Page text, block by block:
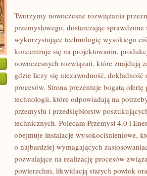
Tworzymy nowoczesne rozwiązania
przemysłowego, dostarczając
wykorzystujące technologię wysokiego
koncentruje się na projektowaniu,
nowoczesnych rozwiązań, które znajdują
gdzie liczy się niezawodność,
procesów. Strona prezentuje bogatą ofertę
technologii, które odpowiadają na
przemysłu i przedsiębiorstw
technicznych. Polecam Przemysł 4.0 i
obejmuje instalacje wysokociśnieniowe,
o najbardziej wymagających
pozwalające na realizację procesów
powierzchni, likwidacją starych powłok